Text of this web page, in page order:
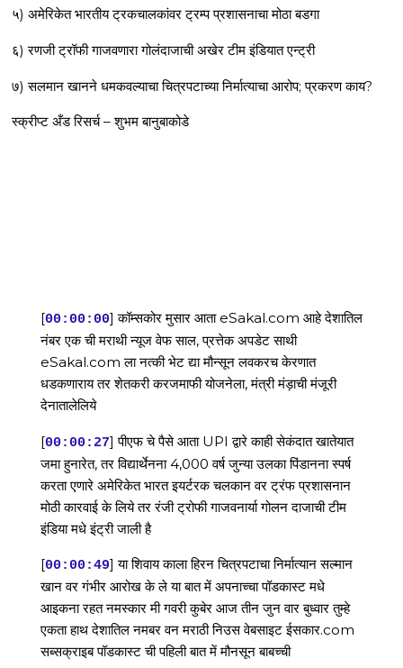
५) अमेरिकेत भारतीय ट्रकचालकांवर ट्रम्प प्रशासनाचा मोठा बडगा
६) रणजी ट्रॉफी गाजवणारा गोलंदाजाची अखेर टीम इंडियात एन्ट्री
७) सलमान खानने धमकवल्याचा चित्रपटाच्या निर्मात्याचा आरोप; प्रकरण काय?
स्क्रीप्ट अँड रिसर्च – शुभम बानुबाकोडे
[00:00:00] कॉम्सकोर मुसार आता eSakal.com आहे देशातिल
नंबर एक ची मराथी न्यूज वेफ साल, प्रत्तेक अपडेट साथी
eSakal.com ला नत्की भेट द्या मौन्सून लवकरच केरणात
धडकणाराय तर शेतकरी करजमाफी योजनेला, मंत्री मंड़ाची मंजूरी
देनातालेलिये
[00:00:27] पीएफ चे पैसे आता UPI द्वारे काही सेकंदात खातेयात
जमा हुनारेत, तर विद्यार्थेनना 4,000 वर्ष जुन्या उलका पिंडानना स्पर्ष
करता एणारे अमेरिकेत भारत इयर्टरक चलकान वर ट्रंफ प्रशासनान
मोठी कारवाई के लिये तर रंजी ट्रोफी गाजवनार्या गोलन दाजाची टीम
इंडिया मधे इंट्री जाली है
[00:00:49] या शिवाय काला हिरन चित्रपटाचा निर्मात्यान सल्मान
खान वर गंभीर आरोख के ले या बात में अपनाच्चा पॉडकास्ट मधे
आइकना रहत नमस्कार मी गवरी कुबेर आज तीन जुन वार बुध्वार तुम्हे
एकता हाथ देशातिल नमबर वन मराठी निउस वेबसाइट ईसकार.com
सब्सक्राइब पॉडकास्ट ची पहिली बात में मौनसून बाबच्ची